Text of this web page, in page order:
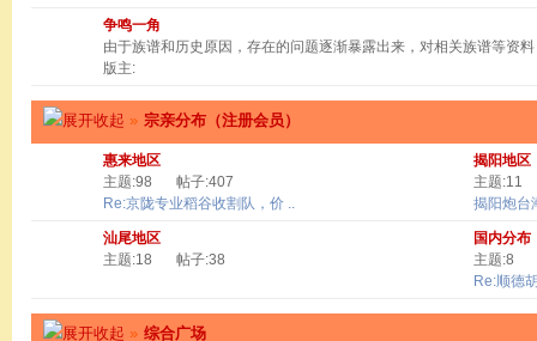
争鸣一角
由于族谱和历史原因，存在的问题逐渐暴露出来，对相关族谱等资
版主:
» 宗亲分布（注册会员）
惠来地区
主题:98
帖子:407
Re:京陇专业稻谷收割队，价 ..
揭阳地区
主题:11
揭阳炮台
汕尾地区
主题:18
帖子:38
国内分布
主题:8
Re:顺德
» 综合广场